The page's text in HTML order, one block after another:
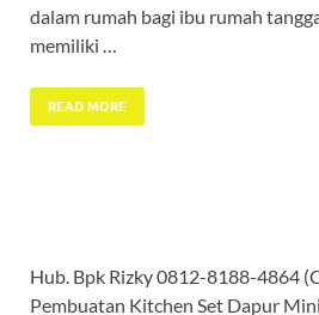
dalam rumah bagi ibu rumah
memiliki …
READ MORE
Hub. Bpk Rizky 0812-8188-4864
Pembuatan Kitchen Set Dapur